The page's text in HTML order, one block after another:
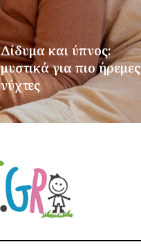
Δίδυμα και ύπνος:
μυστικά για πιο ήρεμες
νύχτες
ΠΕΡΙΣΣΌΤΕΡΑ